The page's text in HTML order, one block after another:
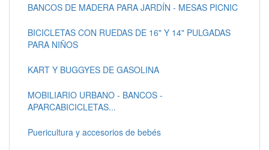
BANCOS DE MADERA PARA JARDÍN - MESAS PICNIC
BICICLETAS CON RUEDAS DE 16" Y 14" PULGADAS
PARA NIÑOS
KART Y BUGGYES DE GASOLINA
MOBILIARIO URBANO - BANCOS -
APARCABICICLETAS...
Puericultura y accesorios de bebés